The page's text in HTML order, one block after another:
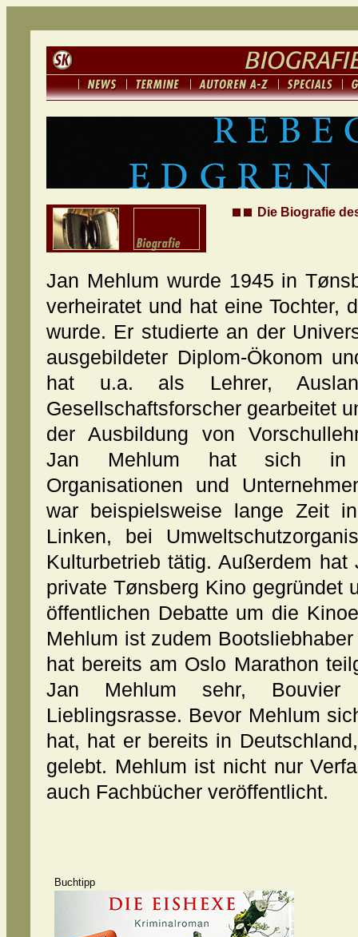
Die Biografie
Jan Mehlum wurde 1945 in
verheiratet und hat eine Tochter,
wurde. Er studierte an der
ausgebildeter Diplom-Ökonom
hat u.a. als Lehrer,
Gesellschaftsforscher gearbeitet
der Ausbildung von
Jan Mehlum hat sich in
Organisationen und
war beispielsweise lange Zeit
Linken, bei
Kulturbetrieb tätig. Außerdem hat
private Tønsberg Kino gegründet
öffentlichen Debatte um die
Mehlum ist zudem
hat bereits am Oslo Marathon
Jan Mehlum sehr,
Lieblingsrasse. Bevor Mehlum
hat, hat er bereits in
gelebt. Mehlum ist nicht nur
auch Fachbücher veröffentlicht.
Buchtipp